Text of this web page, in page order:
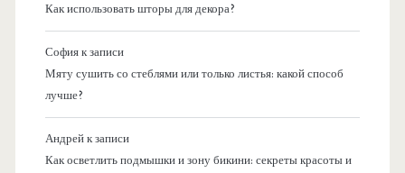
Как использовать шторы для декора?
Софияк записи
Мяту сушить со стеблями или только листья: какой способ
лучше?
Андрейк записи
Как осветлить подмышки и зону бикини: секреты красоты и